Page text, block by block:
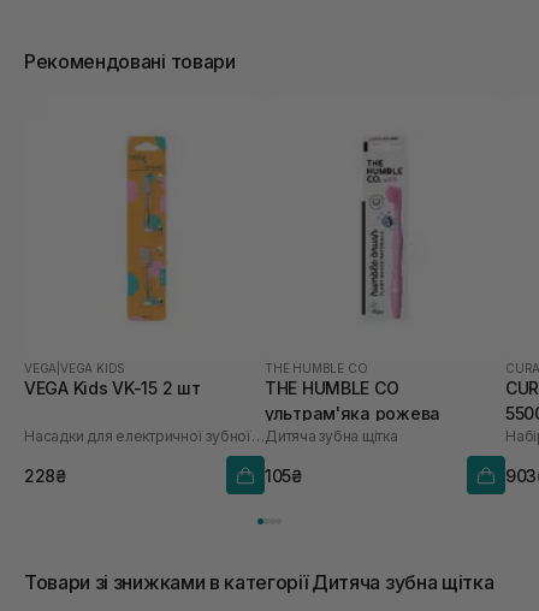
Рекомендовані товари
VEGA |VEGA KIDS
VEGA Kids VK-15 2 шт
Насадки для електричної зубної щітки
228₴
THE HUMBLE CO
THE HUMBLE CO
ультрам'яка рожева
Дитяча зубна щітка
105₴
Товари зі знижками в категорії Дитяча зубна щітка